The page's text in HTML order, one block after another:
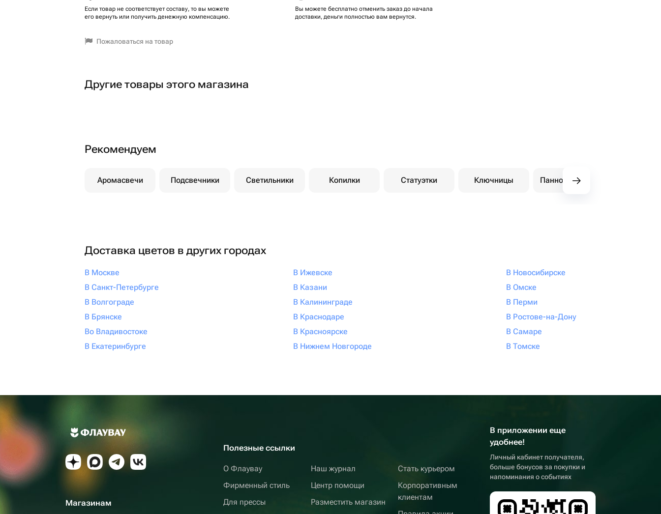
Если товар не соответствует составу, то вы можете
его вернуть или получить денежную компенсацию.
Вы можете бесплатно отменить заказ до начала
доставки, деньги полностью вам вернутся.
Пожаловаться на товар
Другие товары этого магазина
Рекомендуем
Аромасвечи Подсвечники Светильники Копилки Статуэтки Ключницы Панно настенные
Доставка цветов в других городах
В Москве
В Санкт-Петербурге
В Волгограде
В Брянске
Во Владивостоке
В Екатеринбурге
В Ижевске
В Казани
В Калининграде
В Краснодаре
В Красноярске
В Нижнем Новгороде
В Новосибирске
В Омске
В Перми
В Ростове-на-Дону
В Самаре
В Томске
Магазинам
Полезные ссылки
О Флаувау
Фирменный стиль
Для прессы
Наш журнал
Центр помощи
Разместить магазин
Стать курьером
Корпоративным
клиентам
В приложении еще
удобнее!
Личный кабинет получателя,
больше бонусов за покупки и
напоминания о событиях